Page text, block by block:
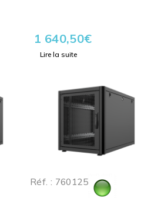
1 640,50€
Lire la suite
Réf. : 760125